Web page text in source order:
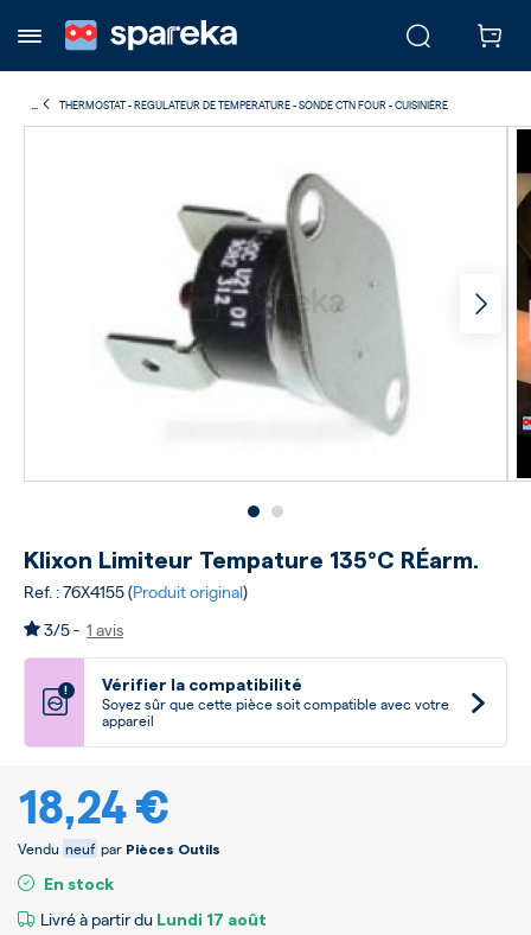
THERMOSTAT - REGULATEUR DE TEMPERATURE - SONDE CTN FOUR - CUISINIÈRE
Klixon Limiteur Tempature 135°c RÉarm.
Ref. : 76X4155 (Produit original)
3/5 - 1 avis
! Vérifier la compatibilité
Soyez sûr que cette pièce soit compatible avec votre
appareil
18,24 €
Vendu neuf par Pièces Outils
En stock
Livré à partir du Lundi 17 août